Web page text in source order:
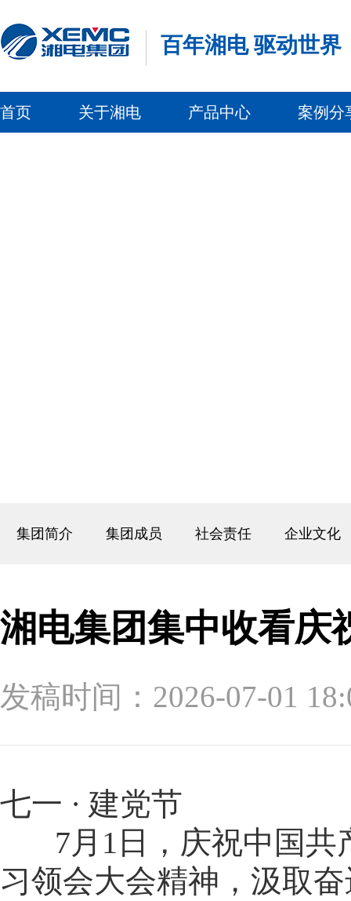
百年湘电 驱动世界
首页 关于湘电 产品中心 案例分
集团简介 集团成员 社会责任 企业文化
湘电集团集中收看庆
发稿时间：2026-07-01
七一 · 建党节
7月1日，庆祝中国共
习领会大会精神，汲取